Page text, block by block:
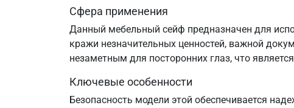
Сфера применения
Данный мебельный сейф предназначен для
кражи незначительных ценностей, важной
незаметным для посторонних глаз, что
Ключевые особенности
Безопасность модели этой обеспечивается